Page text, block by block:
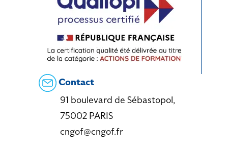
Contact
91 boulevard de Sébastopol,
75002 PARIS
cngof@cngof.fr